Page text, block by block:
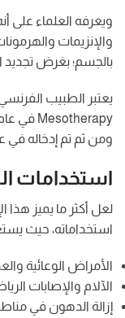
ويعرفه العلماء على
والإنزيمات
بالجسم؛ بغرض تجديد
يعتبر الطبيب
ومن ثم تم إدخاله في
استخدامات
لعل أكثر ما يميز هذا
استخداماته، حيث
الأمراض الوعائية
الآلام والإصابات
إزالة الدهون في